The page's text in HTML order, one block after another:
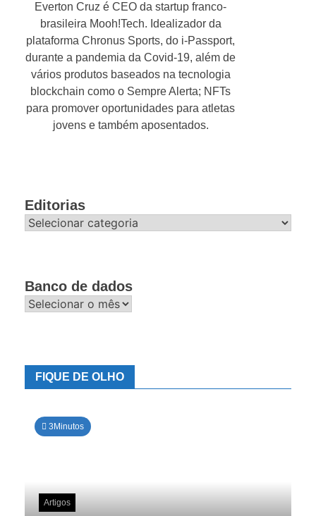
Everton Cruz é CEO da startup franco-
brasileira Mooh!Tech. Idealizador da
plataforma Chronus Sports, do i-Passport,
durante a pandemia da Covid-19, além de
vários produtos baseados na tecnologia
blockchain como o Sempre Alerta; NFTs
para promover oportunidades para atletas
jovens e também aposentados.
Editorias
Editorias
Banco de dados
Banco
FIQUE DE OLHO
3Minutos
Artigos